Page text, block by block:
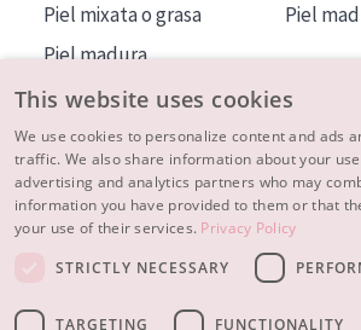
Piel mixata o grasa
Piel madura
Piel expuesta al sol
Piel menopáusica
Piel
MÁS SOBRE NOSOTROS
INSPIRACIÓN
CONTACTO
This website uses cookies
We use cookies to personalize content and ads
traffic. We also share information about your
advertising and analytics partners who may
information you have provided to them or that
your use of their services. Privacy Policy
STRICTLY NECESSARY
TARGETING FUNCTIONALITY